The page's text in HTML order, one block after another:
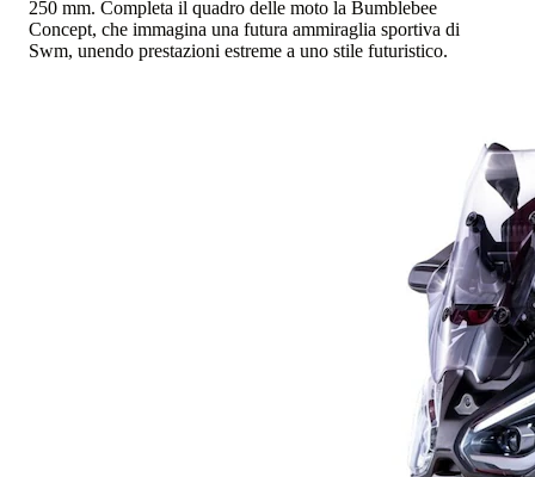
250 mm. Completa il quadro delle moto la Bumblebee
Concept, che immagina una futura ammiraglia sportiva di
Swm, unendo prestazioni estreme a uno stile futuristico.